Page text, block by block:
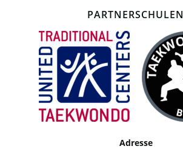
PARTNERSCHULEN
Adresse